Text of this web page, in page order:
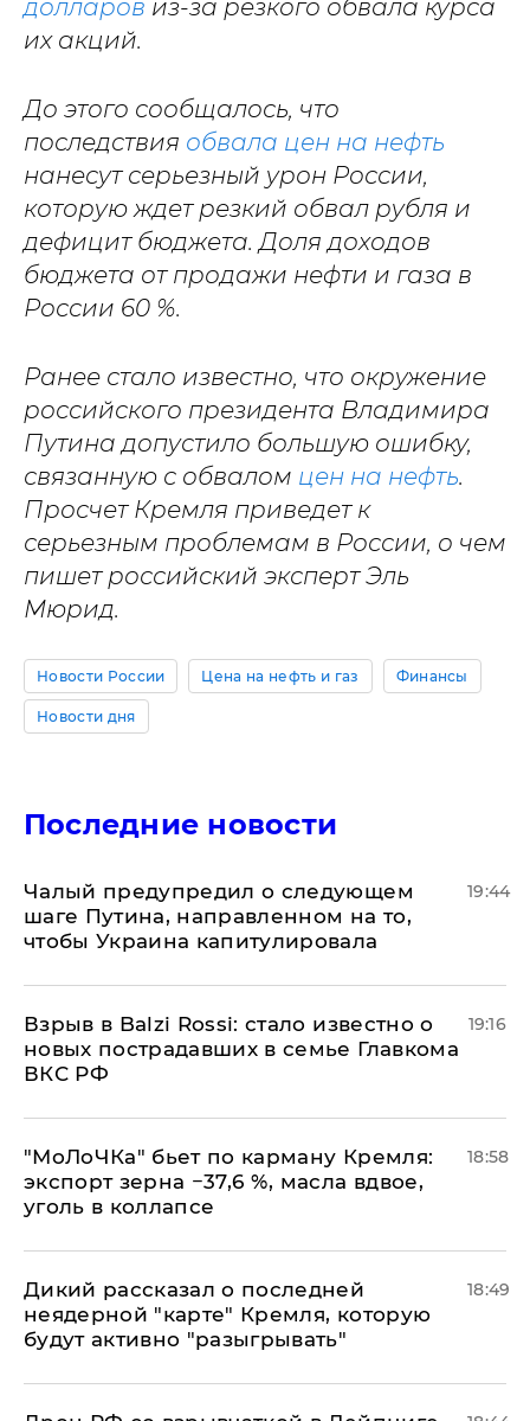
долларов из-за резкого обвала курса
их акций.
До этого сообщалось, что
последствия обвала цен на нефть
нанесут серьезный урон России,
которую ждет резкий обвал рубля и
дефицит бюджета. Доля доходов
бюджета от продажи нефти и газа в
России 60 %.
Ранее стало известно, что окружение
российского президента Владимира
Путина допустило большую ошибку,
связанную с обвалом цен на нефть.
Просчет Кремля приведет к
серьезным проблемам в России, о чем
пишет российский эксперт Эль
Мюрид.
Новости России Цена на нефть и газ Финансы
Новости дня
Последние новости
Чалый предупредил о следующем
шаге Путина, направленном на то,
чтобы Украина капитулировала
19:44
Взрыв в Balzi Rossi: стало известно о
новых пострадавших в семье Главкома
ВКС РФ
19:16
​"МоЛоЧКа" бьет по карману Кремля:
экспорт зерна −37,6 %, масла вдвое,
уголь в коллапсе
18:58
Дикий рассказал о последней
неядерной "карте" Кремля, которую
будут активно "разыгрывать"
18:49